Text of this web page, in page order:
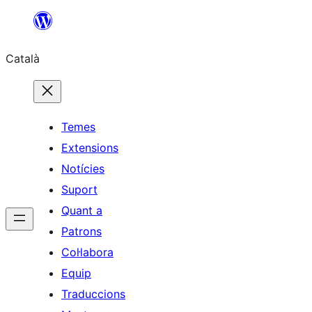
contingut
Català
Temes
Extensions
Notícies
Suport
Quant a
Patrons
Col·labora
Equip
Traduccions